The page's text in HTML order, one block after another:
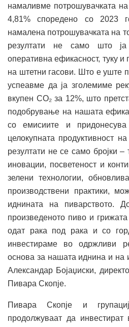
намаливме потрошувачката на
4,81% споредено со 2023
намалена потрошувачката на
резултати не само што ја
оперативна ефикасност, туку
на штетни гасови. Што е уште
успеавме да ја зголемиме
вкупен CO₂ за 12%, што
подобрување на нашата
со емисиите и
целокупната продуктивност
резултати не се само бројки –
иновации, посветеност и
зелени технологии,
производствени практики,
иднината на пиварството.
произведеното пиво и
одат рака под рака и со
инвестираме во одржливи
основа за нашата иднина и на
Александар Бојаџиски,
Пивара Скопје.
Пивара Скопје и
продолжуваат да